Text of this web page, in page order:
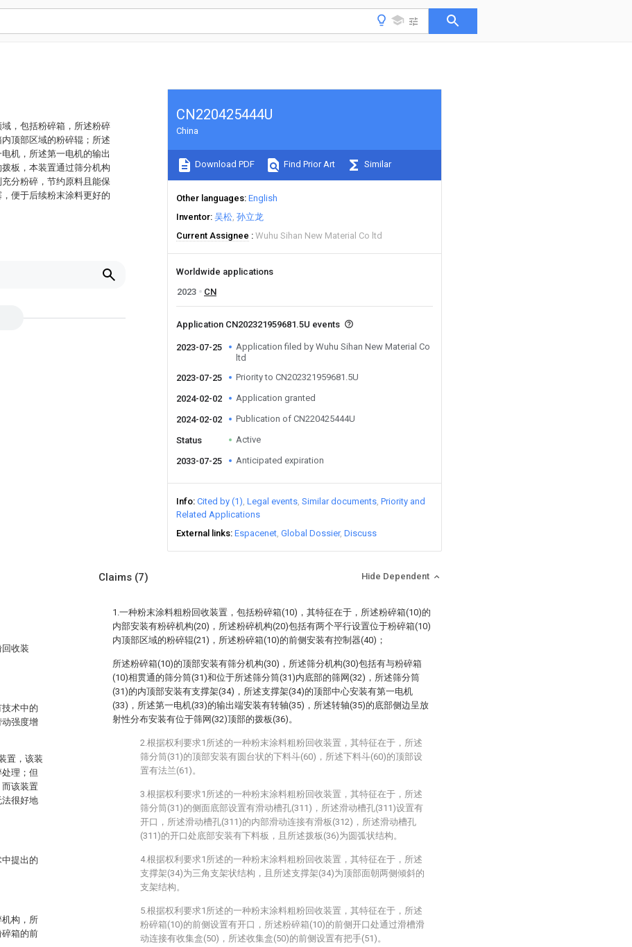
，包括粉碎箱，所述粉碎
顶部区域的粉碎辊；所述
机，所述第一电机的输出
板，本装置通过筛分机构
分粉碎，节约原料且能保
便于后续粉末涂料更好的
CN220425444U
China
Download PDF Find Prior Art Similar
Other languages English
Inventor 吴松 孙立龙
Current Assignee
Wuhu Sihan New Material Co ltd
Worldwide applications
2023
CN
Application CN202321959681.5U events
2023-07-25
Application filed by Wuhu Sihan New Material Co
ltd
2023-07-25
Priority to CN202321959681.5U
2024-02-02 Application granted
2024-02-02 Publication of CN220425444U
Status Active
2033-07-25 Anticipated expiration
Info Cited by (1) Legal events Similar documents Priority and
Related Applications
External links Espacenet Global Dossier Discuss
收装
术中的
强度增
置，该装
理；但
该装置
很好地
提出的
构，所
箱的前
Claims (7) Hide Dependent
1.一种粉末涂料粗粉回收装置，包括粉碎箱(10)，其特征在于，所述粉碎箱(10)的
内部安装有粉碎机构(20)，所述粉碎机构(20)包括有两个平行设置位于粉碎箱(10)
内顶部区域的粉碎辊(21)，所述粉碎箱(10)的前侧安装有控制器(40)；
所述粉碎箱(10)的顶部安装有筛分机构(30)，所述筛分机构(30)包括有与粉碎箱
(10)相贯通的筛分筒(31)和位于所述筛分筒(31)内底部的筛网(32)，所述筛分筒
(31)的内顶部安装有支撑架(34)，所述支撑架(34)的顶部中心安装有第一电机
(33)，所述第一电机(33)的输出端安装有转轴(35)，所述转轴(35)的底部侧边呈放
射性分布安装有位于筛网(32)顶部的拨板(36)。
2.根据权利要求1所述的一种粉末涂料粗粉回收装置，其特征在于，所述
筛分筒(31)的顶部安装有圆台状的下料斗(60)，所述下料斗(60)的顶部设
置有法兰(61)。
3.根据权利要求1所述的一种粉末涂料粗粉回收装置，其特征在于，所述
筛分筒(31)的侧面底部设置有滑动槽孔(311)，所述滑动槽孔(311)设置有
开口，所述滑动槽孔(311)的内部滑动连接有滑板(312)，所述滑动槽孔
(311)的开口处底部安装有下料板，且所述拨板(36)为圆弧状结构。
4.根据权利要求1所述的一种粉末涂料粗粉回收装置，其特征在于，所述
支撑架(34)为三角支架状结构，且所述支撑架(34)为顶部面朝两侧倾斜的
支架结构。
5.根据权利要求1所述的一种粉末涂料粗粉回收装置，其特征在于，所述
粉碎箱(10)的前侧设置有开口，所述粉碎箱(10)的前侧开口处通过滑槽滑
动连接有收集盒(50)，所述收集盒(50)的前侧设置有把手(51)。